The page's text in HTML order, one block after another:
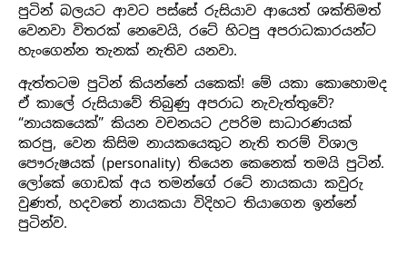
පුටින් බලයට ආවට පස්සේ රුසියාව ආයෙත් ශක්තිමත්
වෙනවා විතරක් නෙවෙයි, රටේ හිටපු අපරාධකාරයන්ට
හැංගෙන්න තැනක් නැතිව යනවා.
ඇත්තටම පුටින් කියන්නේ යකෙක්! මේ යකා කොහොමද
ඒ කාලේ රුසියාවේ තිබුණු අපරාධ නැවැත්තුවේ?
“නායකයෙක්” කියන වචනයට උපරිම සාධාරණයක්
කරපු, වෙන කිසිම නායකයෙකුට නැති තරම් විශාල
පෞරුෂයක් (personality) තියෙන කෙනෙක් තමයි පුටින්.
ලෝකේ ගොඩක් අය තමන්ගේ රටේ නායකයා කවුරු
වුණත්, හදවතේ නායකයා විදිහට තියාගෙන ඉන්නේ
පුටින්ව.